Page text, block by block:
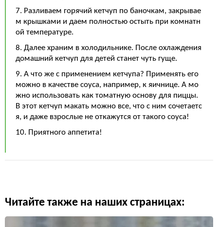
7. Разливаем горячий кетчуп по баночкам, закрывае
м крышками и даем полностью остыть при комнатн
ой температуре.
8. Далее храним в холодильнике. После охлаждения
домашний кетчуп для детей станет чуть гуще.
9. А что же с применением кетчупа? Применять его
можно в качестве соуса, например, к яичнице. А мо
жно использовать как томатную основу для пиццы.
В этот кетчуп макать можно все, что с ним сочетаетс
я, и даже взрослые не откажутся от такого соуса!
10. Приятного аппетита!
Читайте также на наших страницах: